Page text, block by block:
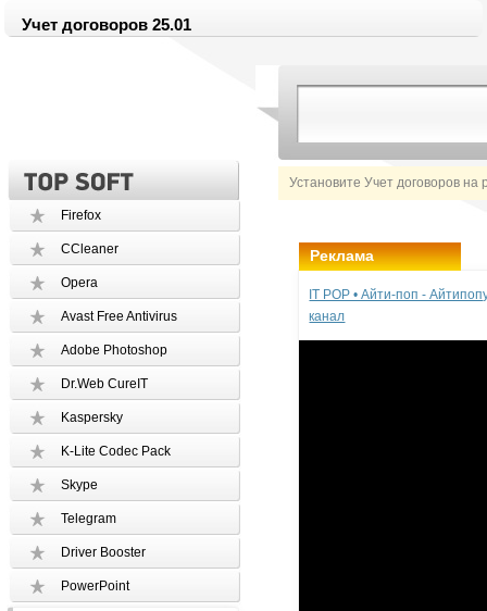
Учет договоров 25.01
Установите Учет договоров на
Firefox
CCleaner
Opera
Avast Free Antivirus
Adobe Photoshop
Dr.Web CureIT
Kaspersky
K-Lite Codec Pack
Skype
Telegram
Driver Booster
PowerPoint
Реклама
IT POP • Айти-поп -
канал